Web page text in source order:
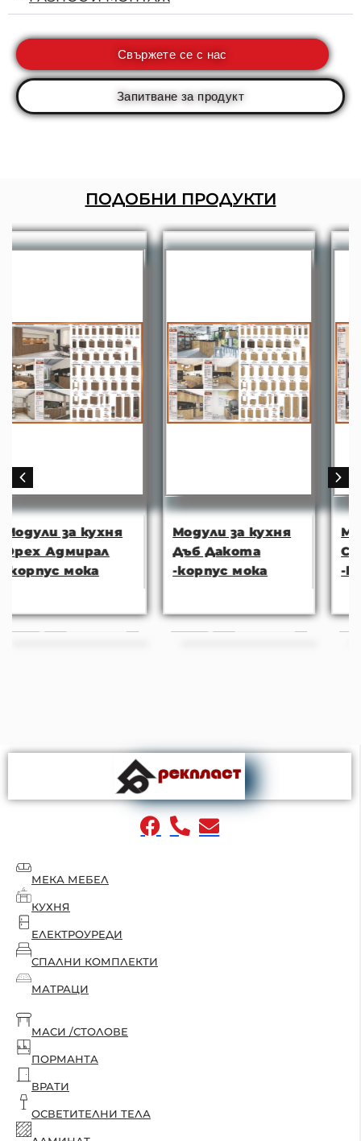
Свържете се с нас
Запитване за продукт
ПОДОБНИ ПРОДУКТИ
Модули за кухня
Дъб Дакота
-корпус мока
Модули за кухня
Сонома арвен
-корпус мока
МЕКА МЕБЕЛ
КУХНЯ
ЕЛЕКТРОУРЕДИ
СПАЛНИ КОМПЛЕКТИ
МАТРАЦИ
МАСИ /СТОЛОВЕ
ПОРМАНТА
ВРАТИ
ОСВЕТИТЕЛНИ ТЕЛА